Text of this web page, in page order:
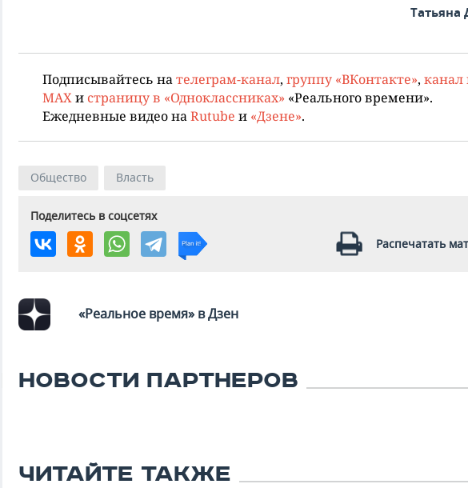
Татьяна
Подписывайтесь на телеграм-канал, группу «ВКонтакте», канал
MAX и страницу в «Одноклассниках» «Реального времени».
Ежедневные видео на Rutube и «Дзене».
Общество Власть
Поделитесь в соцсетях
Распечатать
«Реальное время» в Дзен
НОВОСТИ ПАРТНЕРОВ
ЧИТАЙТЕ ТАКЖЕ